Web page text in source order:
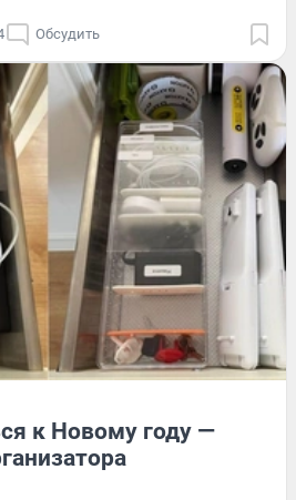
Обсудить
к Новому году —